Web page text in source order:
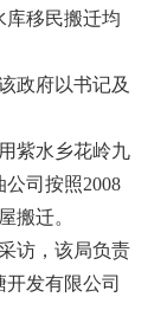
库移民搬迁均
政府以书记及
紫水乡花岭九
司按照2008
搬迁。
访，该局负责
发有限公司